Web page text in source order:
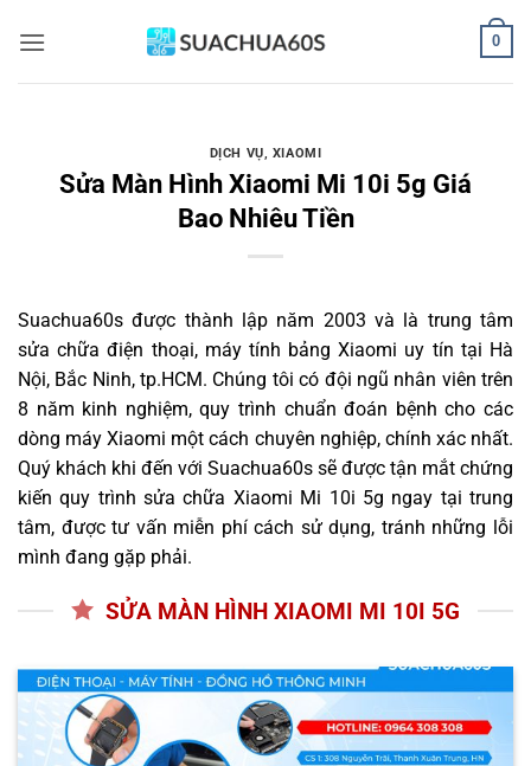
qua
0
DỊCH VỤ, XIAOMI
Sửa Màn Hình Xiaomi Mi 10i 5g Giá
Bao Nhiêu Tiền
Suachua60s được thành lập năm 2003 và là trung tâm
sửa chữa điện thoại, máy tính bảng Xiaomi uy tín tại Hà
Nội, Bắc Ninh, tp.HCM. Chúng tôi có đội ngũ nhân viên trên
8 năm kinh nghiệm, quy trình chuẩn đoán bệnh cho các
dòng máy Xiaomi một cách chuyên nghiệp, chính xác nhất.
Quý khách khi đến với Suachua60s sẽ được tận mắt chứng
kiến quy trình sửa chữa Xiaomi Mi 10i 5g ngay tại trung
tâm, được tư vấn miễn phí cách sử dụng, tránh những lỗi
mình đang gặp phải.
SỬA MÀN HÌNH XIAOMI MI 10I 5G